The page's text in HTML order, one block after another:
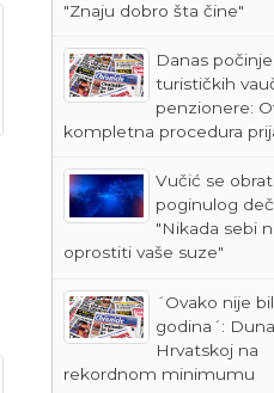
"Znaju dobro šta čine"
Danas počinje podela
turističkih
penzionere:
kompletna procedura
Vučić se obratio majci
poginulog
"Nikada sebi
oprostiti vaše suze"
´Ovako nije bilo 200
godina´:
Hrvatskoj na
rekordnom minimumu